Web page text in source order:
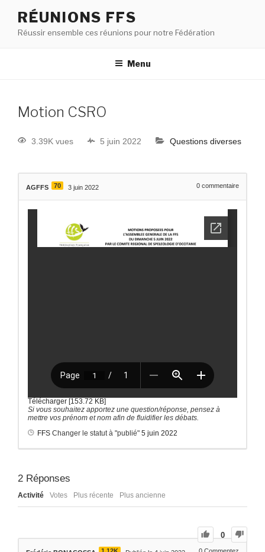
RÉUNIONS FFS
Réussir ensemble ces réunions pour notre Fédération
Menu
Motion CSRO
3.39K vues 5 juin 2022 Questions diverses
AGFFS 70 3 juin 2022 0 commentaire
Télécharger [153.72 KB]
Si vous souhaitez apportez une question/réponse, pensez à
mettre vos prénom et nom afin de fluidifier les débats.
FFS Changer le statut à "publié" 5 juin 2022
2 Réponses
Activité Votes Plus récente Plus ancienne
0